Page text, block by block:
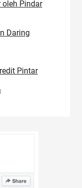
oleh Pindar
Daring
Pintar